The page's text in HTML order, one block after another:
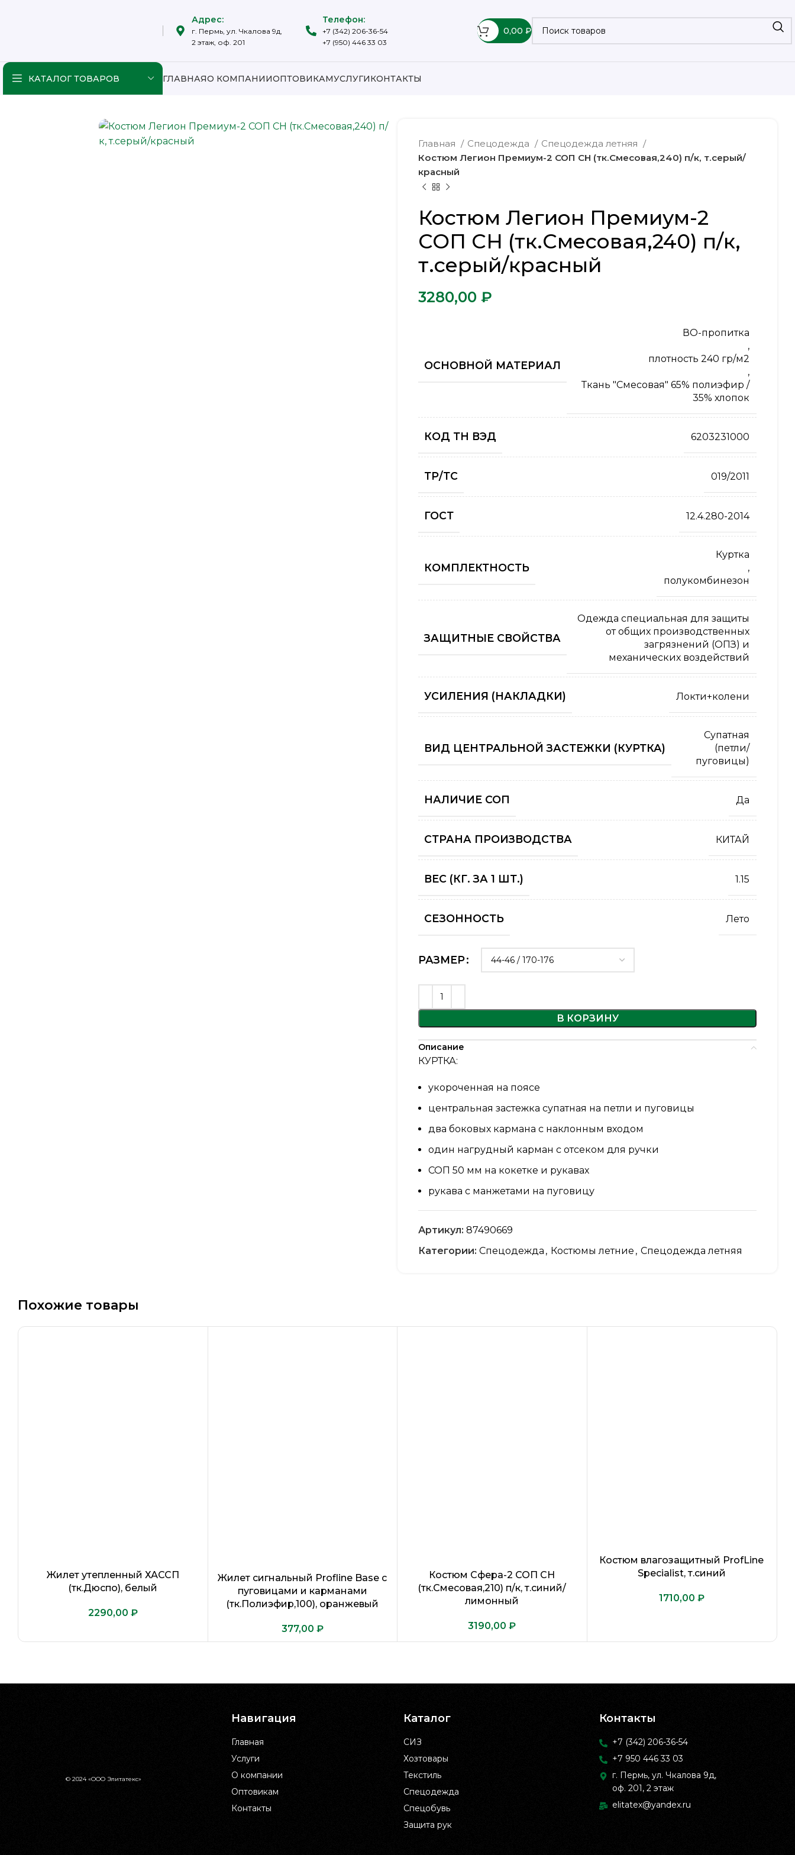
Адрес:
г. Пермь, ул. Чкалова 9д,
2 этаж, оф. 201
Телефон:
+7 (342) 206-36-54
+7 (950) 446 33 03
0,00 ₽
КАТАЛОГ ТОВАРОВ ГЛАВНАЯО КОМПАНИИОПТОВИКАМУСЛУГИКОНТАКТЫ
Главная Спецодежда
Спецодежда летняя
Костюм Легион Премиум-2 СОП CH (тк.Смесовая,240) п/к, т.серый/
красный
Костюм Легион Премиум-2
СОП CH (тк.Смесовая,240) п/к,
т.серый/красный
₽
ОСНОВНОЙ МАТЕРИАЛ
ВО-пропитка
,
плотность 240 гр/м2
,
Ткань "Смесовая" 65% полиэфир /
35% хлопок
КОД ТН ВЭД 6203231000
ТР/ТС 019/2011
ГОСТ 12.4.280-2014
КОМПЛЕКТНОСТЬ
Куртка
,
полукомбинезон
ЗАЩИТНЫЕ СВОЙСТВА
Одежда специальная для защиты
от общих производственных
загрязнений (ОПЗ) и
механических воздействий
УСИЛЕНИЯ (НАКЛАДКИ) Локти+колени
ВИД ЦЕНТРАЛЬНОЙ ЗАСТЕЖКИ (КУРТКА)
Супатная
(петли/
пуговицы)
НАЛИЧИЕ СОП Да
СТРАНА ПРОИЗВОДСТВА КИТАЙ
ВЕС (КГ. ЗА 1 ШТ.) 1.15
СЕЗОННОСТЬ Лето
РАЗМЕР
В КОРЗИНУ
Описание
КУРТКА:
укороченная на поясе
центральная застежка супатная на петли и пуговицы
два боковых кармана с наклонным входом
один нагрудный карман с отсеком для ручки
СОП 50 мм на кокетке и рукавах
рукава с манжетами на пуговицу
усиленные налокотники
воротник отложной
усиленные швы
Артикул: 87490669
Категории: Спецодежда , Костюмы летние , Спецодежда летняя
Похожие товары
Жилет утепленный ХАССП
(тк.Дюспо), белый
₽
Жилет сигнальный Profline Base с
пуговицами и карманами
(тк.Полиэфир,100), оранжевый
₽
Костюм Сфера-2 СОП CH
(тк.Смесовая,210) п/к, т.синий/
лимонный
₽
Костюм влагозащитный ProfLine
Specialist, т.синий
₽
© 2024 «ООО Элитатекс»
Навигация
Главная
Услуги
О компании
Оптовикам
Контакты
Каталог
СИЗ
Хозтовары
Текстиль
Спецодежда
Спецобувь
Защита рук
Контакты
+7 (342) 206-36-54
+7 950 446 33 03
г. Пермь, ул. Чкалова 9д,
оф. 201, 2 этаж
elitatex@yandex.ru